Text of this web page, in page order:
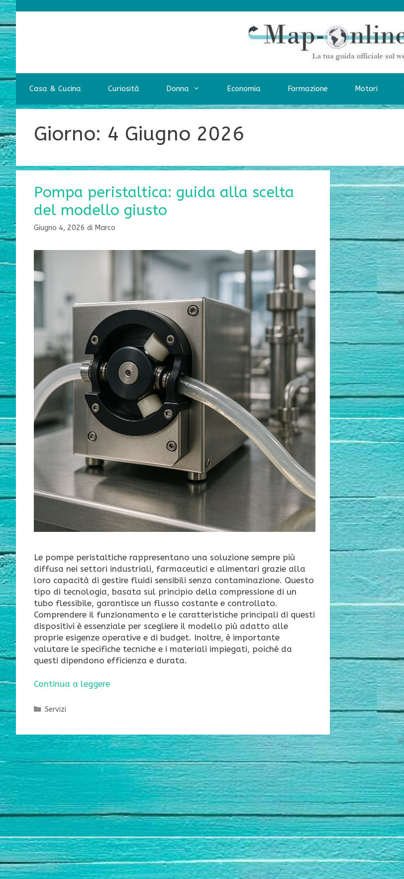
Vai
al
contenuto
Casa & Cucina Curiosità Donna Economia Formazione Motori
Giorno: 4 Giugno 2026
Pompa peristaltica: guida alla scelta
del modello giusto
Giugno 4, 2026 di Marco
Le pompe peristaltiche rappresentano una soluzione sempre più
diffusa nei settori industriali, farmaceutici e alimentari grazie alla
loro capacità di gestire fluidi sensibili senza contaminazione. Questo
tipo di tecnologia, basata sul principio della compressione di un
tubo flessibile, garantisce un flusso costante e controllato.
Comprendere il funzionamento e le caratteristiche principali di questi
dispositivi è essenziale per scegliere il modello più adatto alle
proprie esigenze operative e di budget. Inoltre, è importante
valutare le specifiche tecniche e i materiali impiegati, poiché da
questi dipendono efficienza e durata.
Continua a leggere
Categorie
Servizi